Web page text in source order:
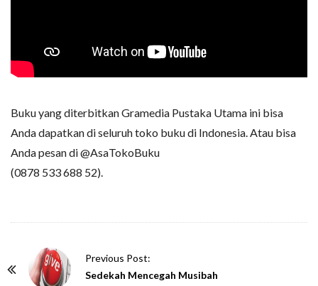
Buku yang diterbitkan Gramedia Pustaka Utama ini bisa
Anda dapatkan di seluruh toko buku di Indonesia. Atau bisa
Anda pesan di @AsaTokoBuku
(0878 533 688 52).
Previous Post:
Sedekah Mencegah Musibah